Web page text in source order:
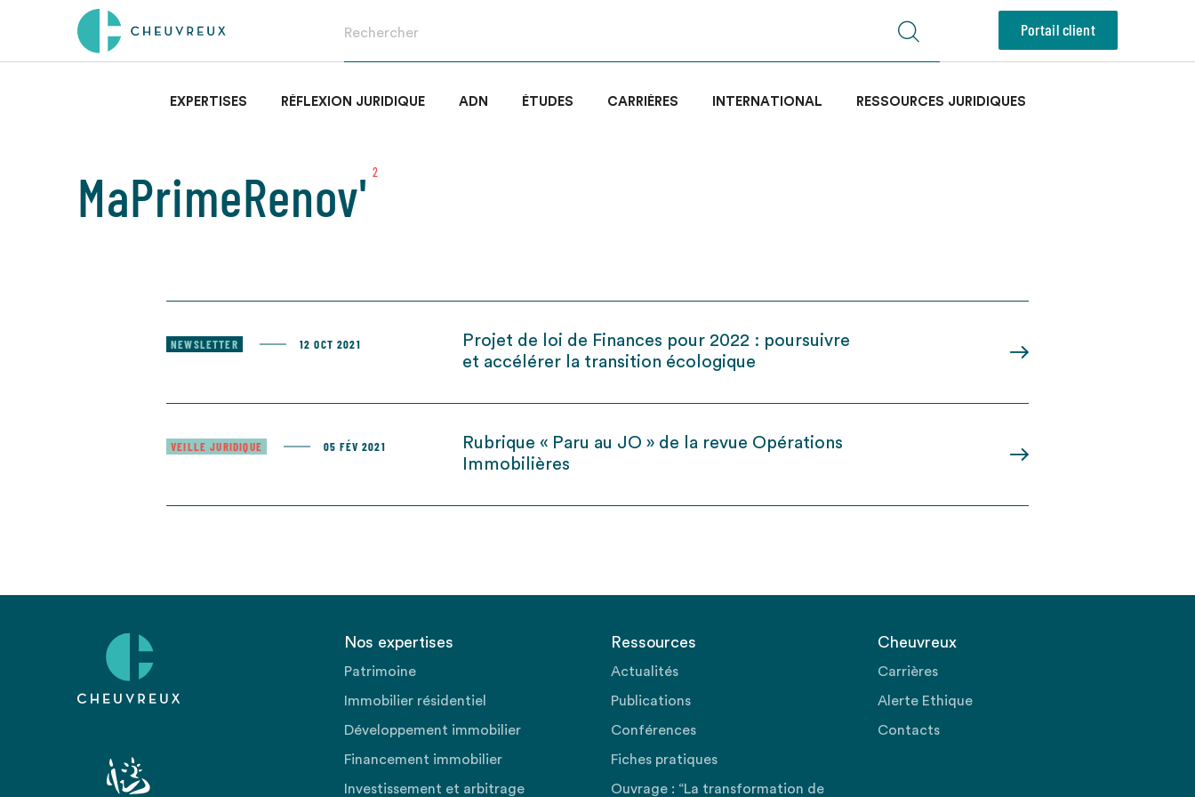
Portail client
EXPERTISES RÉFLEXION JURIDIQUE ADN ÉTUDES CARRIÈRES INTERNATIONAL RESSOURCES JURIDIQUES
MaPrimeRenov' 2
NEWSLETTER 12 OCT 2021
Projet de loi de Finances pour 2022 : poursuivre
et accélérer la transition écologique
VEILLE JURIDIQUE 05 FÉV 2021
Rubrique « Paru au JO » de la revue Opérations
Immobilières
Nos expertises
Patrimoine
Immobilier résidentiel
Développement immobilier
Financement immobilier
Investissement et arbitrage
Ressources
Actualités
Publications
Conférences
Fiches pratiques
Ouvrage : “La transformation de
Cheuvreux
Carrières
Alerte Ethique
Contacts